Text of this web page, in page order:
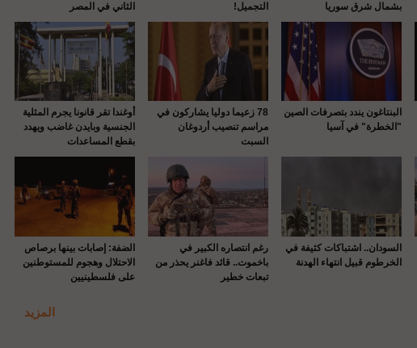
بشمال شرق سوريا
التجميل!
الثاني في المصر
البنتاغون يندد بتصرفات الصين
"الخطرة" في آسيا
78 زعيما دوليا يشاركون في
مراسم تنصيب أردوغان
السبت
أوغندا تقر قانونا يجرم المثلية
الجنسية وبايدن غاضب ويهدد
بقطع المساعدات
السودان.. اشتباكات كثيفة في
الخرطوم قبيل انتهاء الهدنة
رغم انتصاره الكبير في
باخموت.. قائد فاغنر يحذر من
تبعات خطير
الضفة: إصابات بينها برصاص
الاحتلال وهجوم للمستوطنين
على فلسطينيين
المزيد